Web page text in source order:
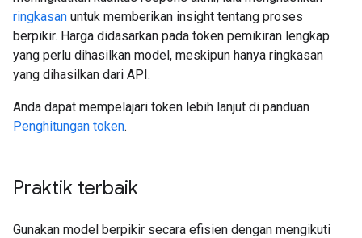
ringkasan untuk memberikan insight tentang proses
berpikir. Harga didasarkan pada token pemikiran lengkap
yang perlu dihasilkan model, meskipun hanya ringkasan
yang dihasilkan dari API.
Anda dapat mempelajari token lebih lanjut di panduan
Penghitungan token.
Praktik terbaik
Gunakan model berpikir secara efisien dengan mengikuti